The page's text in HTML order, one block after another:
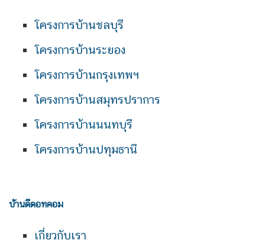
โครงการบ้านชลบุรี
โครงการบ้านระยอง
โครงการบ้านกรุงเทพฯ
โครงการบ้านสมุทรปราการ
โครงการบ้านนนทบุรี
โครงการบ้านปทุมธานี
บ้านดีดอทคอม
เกี่ยวกับเรา